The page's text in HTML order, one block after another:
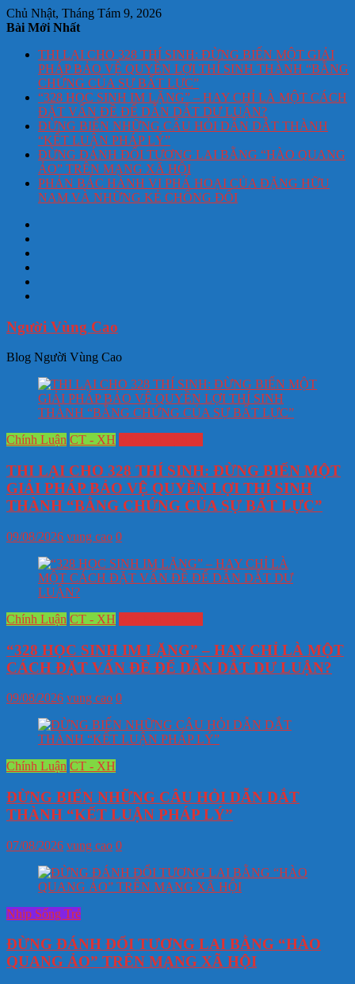
Chủ Nhật, Tháng Tám 9, 2026
Bài Mới Nhất
THI LẠI CHO 328 THÍ SINH: ĐỪNG BIẾN MỘT GIẢI
PHÁP BẢO VỆ QUYỀN LỢI THÍ SINH THÀNH “BẰNG
CHỨNG CỦA SỰ BẤT LỰC”
“328 HỌC SINH IM LẶNG” – HAY CHỈ LÀ MỘT CÁCH
ĐẶT VẤN ĐỀ ĐỂ DẪN DẮT DƯ LUẬN?
ĐỪNG BIẾN NHỮNG CÂU HỎI DẪN DẮT THÀNH
“KẾT LUẬN PHÁP LÝ”
ĐỪNG ĐÁNH ĐỔI TƯƠNG LAI BẰNG “HÀO QUANG
ẢO” TRÊN MẠNG XÃ HỘI
PHẢN BÁC HÀNH VI PHÁ HOẠI CỦA ĐẶNG HỮU
NAM VÀ NHỮNG KẺ CHỐNG ĐỐI
Người Vùng Cao
Blog Người Vùng Cao
Chính Luận CT - XH
THI LẠI CHO 328 THÍ SINH: ĐỪNG BIẾN MỘT
GIẢI PHÁP BẢO VỆ QUYỀN LỢI THÍ SINH
THÀNH “BẰNG CHỨNG CỦA SỰ BẤT LỰC”
09/08/2026 vung cao 0
Chính Luận CT - XH
“328 HỌC SINH IM LẶNG” – HAY CHỈ LÀ MỘT
CÁCH ĐẶT VẤN ĐỀ ĐỂ DẪN DẮT DƯ LUẬN?
09/08/2026 vung cao 0
Chính Luận CT - XH
ĐỪNG BIẾN NHỮNG CÂU HỎI DẪN DẮT
THÀNH “KẾT LUẬN PHÁP LÝ”
07/08/2026 vung cao 0
Nhịp Sống Trẻ
ĐỪNG ĐÁNH ĐỔI TƯƠNG LAI BẰNG “HÀO
QUANG ẢO” TRÊN MẠNG XÃ HỘI